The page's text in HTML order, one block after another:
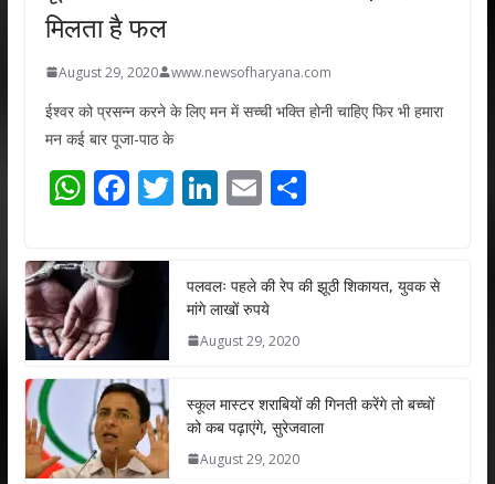
मिलता है फल
August 29, 2020 www.newsofharyana.com
ईश्वर को प्रसन्न करने के लिए मन में सच्ची भक्ति होनी चाहिए फिर भी हमारा
मन कई बार पूजा-पाठ के
W
at
s
A
p
p
F
e
b
o
k
T
er
Li
e
dI
n
E
l
S
e
पलवलः पहले की रेप की झूठी शिकायत, युवक से
मांगे लाखों रुपये
August 29, 2020
स्कूल मास्टर शराबियों की गिनती करेंगे तो बच्चों
को कब पढ़ाएंगे, सुरेजवाला
August 29, 2020